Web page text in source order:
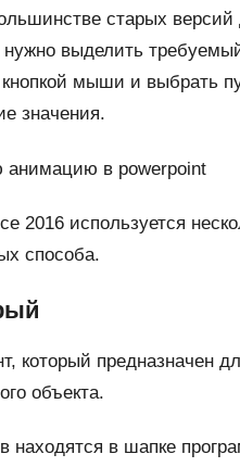
старых версий
нужно выделить
кнопкой мыши и выбрать
значения.
2016 используется
способа.
который предназначен
объекта.
находятся в шапке